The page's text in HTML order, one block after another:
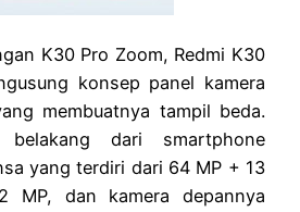
K30 Pro Zoom, Redmi K30
konsep panel kamera
membuatnya tampil beda.
belakang dari smartphone
yang terdiri dari 64 MP + 13
dan kamera depannya